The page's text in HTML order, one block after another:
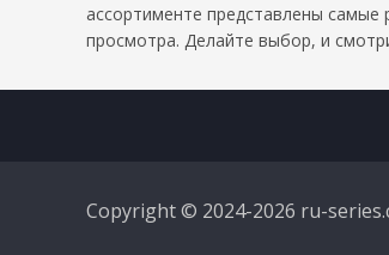
ассортименте представлены
просмотра. Делайте выбор, и
Copyright © 2024-2026 ru-